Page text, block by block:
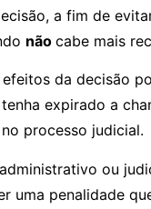
a fim de
não cabe mais
da decisão
expirado a
processo judicial.
ou
uma penalidade